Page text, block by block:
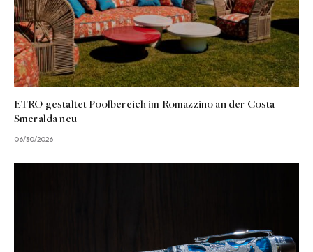
ETRO gestaltet Poolbereich im Romazzino an der Costa
Smeralda neu
06/30/2026